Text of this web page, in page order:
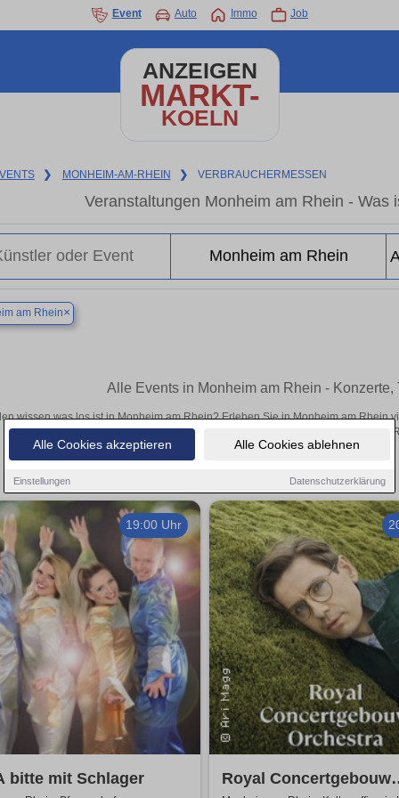
Alle Cookies akzeptieren Alle Cookies ablehnen
Einstellungen Datenschutzerklärung
Event Auto Immo Job
ANZEIGEN
MARKT-
KOELN
❯ MONHEIM-AM-RHEIN ❯ VERBRAUCHERMESSEN
Veranstaltungen Monheim am Rhein - Was
am Rhein×
Alle Events in Monheim am Rhein - Konzerte,
wissen was los ist in Monheim am Rhein? Erleben Sie in Monheim am Rhein
Theateraufführungen oder aufregende Veranstaltungen in Monheim am
19:00 Uhr
bitte mit Schlager
Royal Concertgebouw